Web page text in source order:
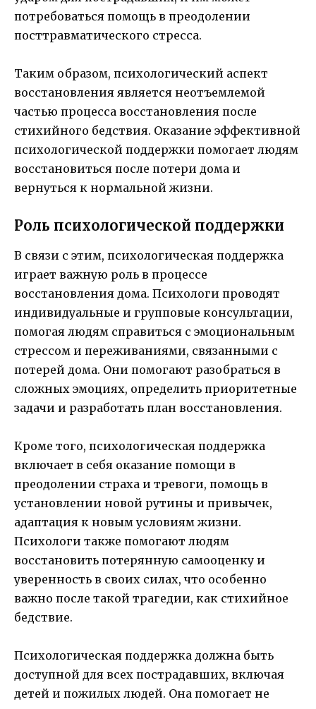
потребоваться помощь в преодолении
посттравматического стресса.
Таким образом, психологический аспект
восстановления является неотъемлемой
частью процесса восстановления после
стихийного бедствия. Оказание эффективной
психологической поддержки помогает людям
восстановиться после потери дома и
вернуться к нормальной жизни.
Роль психологической поддержки
В связи с этим, психологическая поддержка
играет важную роль в процессе
восстановления дома. Психологи проводят
индивидуальные и групповые консультации,
помогая людям справиться с эмоциональным
стрессом и переживаниями, связанными с
потерей дома. Они помогают разобраться в
сложных эмоциях, определить приоритетные
задачи и разработать план восстановления.
Кроме того, психологическая поддержка
включает в себя оказание помощи в
преодолении страха и тревоги, помощь в
установлении новой рутины и привычек,
адаптация к новым условиям жизни.
Психологи также помогают людям
восстановить потерянную самооценку и
уверенность в своих силах, что особенно
важно после такой трагедии, как стихийное
бедствие.
Психологическая поддержка должна быть
доступной для всех пострадавших, включая
детей и пожилых людей. Она помогает не